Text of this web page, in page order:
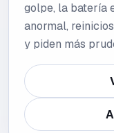
golpe, la batería
anormal,
y piden más